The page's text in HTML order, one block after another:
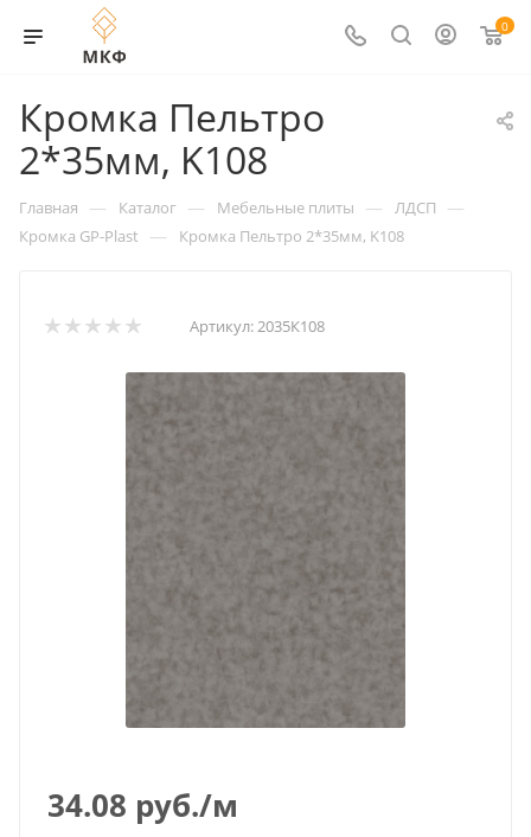
0
Кромка Пельтро
2*35мм, K108
Главная — Каталог — Мебельные плиты — ЛДСП —
Кромка GP-Plast — Кромка Пельтро 2*35мм, K108
Артикул:2035К108
34.08 руб./м